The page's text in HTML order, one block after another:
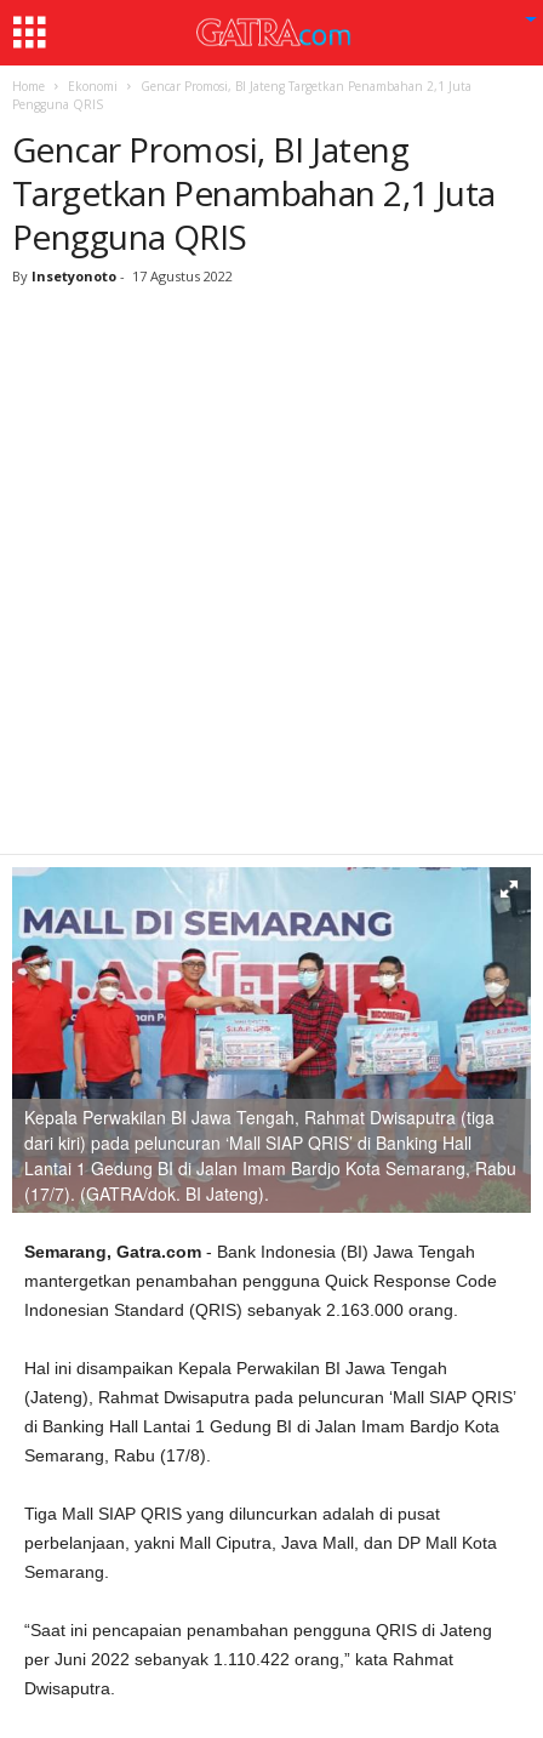
Home Ekonomi
Gencar Promosi, BI Jateng Targetkan Penambahan 2,1 Juta
Pengguna QRIS
Gencar Promosi, BI Jateng
Targetkan Penambahan 2,1 Juta
Pengguna QRIS
By Insetyonoto - 17 Agustus 2022
Kepala Perwakilan BI Jawa Tengah, Rahmat Dwisaputra (tiga
dari kiri) pada peluncuran ‘Mall SIAP QRIS’ di Banking Hall
Lantai 1 Gedung BI di Jalan Imam Bardjo Kota Semarang, Rabu
(17/7). (GATRA/dok. BI Jateng).
Semarang, Gatra.com - Bank Indonesia (BI) Jawa Tengah
mantergetkan penambahan pengguna Quick Response Code
Indonesian Standard (QRIS) sebanyak 2.163.000 orang.
Hal ini disampaikan Kepala Perwakilan BI Jawa Tengah
(Jateng), Rahmat Dwisaputra pada peluncuran ‘Mall SIAP QRIS’
di Banking Hall Lantai 1 Gedung BI di Jalan Imam Bardjo Kota
Semarang, Rabu (17/8).
Tiga Mall SIAP QRIS yang diluncurkan adalah di pusat
perbelanjaan, yakni Mall Ciputra, Java Mall, dan DP Mall Kota
Semarang.
“Saat ini pencapaian penambahan pengguna QRIS di Jateng
per Juni 2022 sebanyak 1.110.422 orang,” kata Rahmat
Dwisaputra.